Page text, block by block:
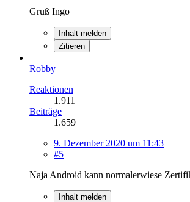
Gruß Ingo
Inhalt melden
Zitieren
Robby
Reaktionen
1.911
Beiträge
1.659
9. Dezember 2020 um 11:43
#5
Naja Android kann normalerwiese
Inhalt melden